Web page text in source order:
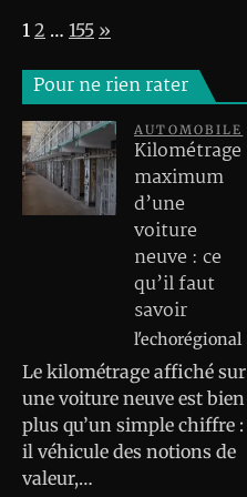
Page:
1 2 … 155 Next
»
Pour ne rien rater
AUTOMOBILE
Kilométrage
maximum
d’une
voiture
neuve : ce
qu’il faut
savoir
l'echorégional
Le kilométrage affiché sur
une voiture neuve est bien
plus qu’un simple chiffre :
il véhicule des notions de
valeur,…